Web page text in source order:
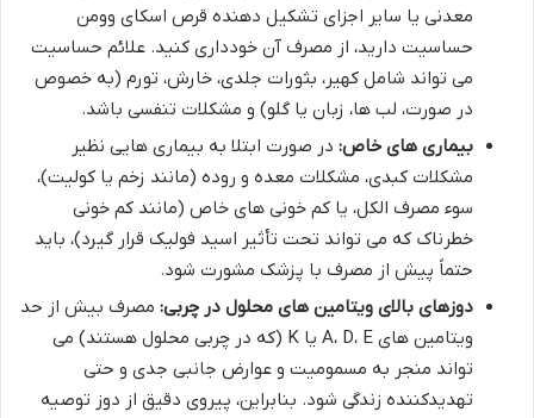
معدنی یا سایر اجزای تشکیل دهنده قرص اسکای وومن
حساسیت دارید، از مصرف آن خودداری کنید. علائم حساسیت
می تواند شامل کهیر، بثورات جلدی، خارش، تورم (به خصوص
در صورت، لب ها، زبان یا گلو) و مشکلات تنفسی باشد.
بیماری های خاص: در صورت ابتلا به بیماری هایی نظیر
مشکلات کبدی، مشکلات معده و روده (مانند زخم یا کولیت)،
سوء مصرف الکل، یا کم خونی های خاص (مانند کم خونی
خطرناک که می تواند تحت تأثیر اسید فولیک قرار گیرد)، باید
حتماً پیش از مصرف با پزشک مشورت شود.
دوزهای بالای ویتامین های محلول در چربی: مصرف بیش از حد
ویتامین های A، D، E یا K (که در چربی محلول هستند) می
تواند منجر به مسمومیت و عوارض جانبی جدی و حتی
تهدیدکننده زندگی شود. بنابراین، پیروی دقیق از دوز توصیه